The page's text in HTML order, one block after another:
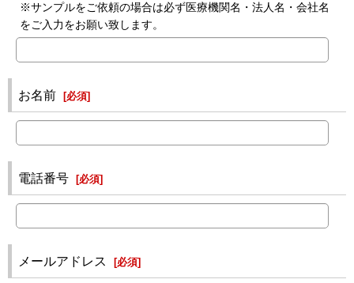
※サンプルをご依頼の場合は必ず医療機関名・法人名・会社名
をご入力をお願い致します。
お名前 [必須]
電話番号 [必須]
メールアドレス [必須]